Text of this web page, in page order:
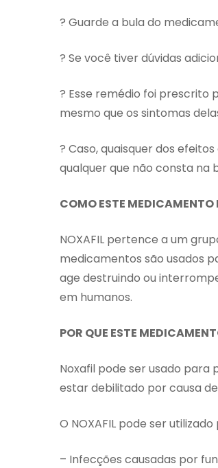
? Guarde a bula do
? Se você tiver dúvidas
? Esse remédio foi prescrito
mesmo que os sintomas
? Caso, quaisquer dos
qualquer que não consta na
COMO ESTE
NOXAFIL pertence a um
medicamentos são usados
age destruindo ou
em humanos.
POR QUE ESTE
Noxafil pode ser usado para
estar debilitado por causa
O NOXAFIL pode ser
– Infecções causadas por